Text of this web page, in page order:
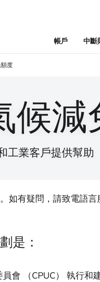
帳戶 中斷
度
候減
工業客戶提供幫助
如有疑問，請致電語言
是：
會 （CPUC） 執行和